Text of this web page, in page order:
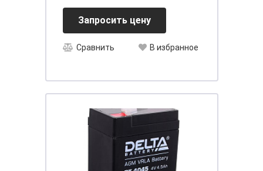
Запросить цену
Сравнить В избранное